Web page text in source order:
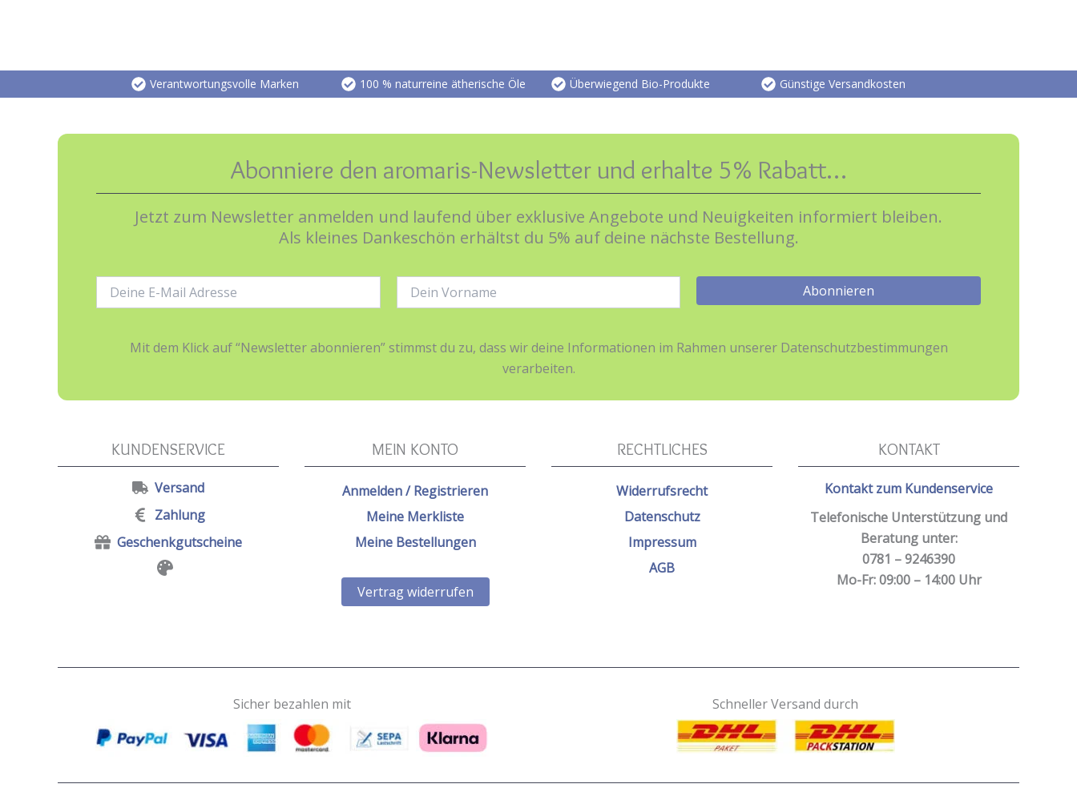
Optionen
können
der
Produktseite
gewählt
Verantwortungsvolle Marken 100 % naturreine ätherische Öle Überwiegend Bio-Produkte Günstige Versandkosten
Abonniere den aromaris-Newsletter und erhalte 5% Rabatt…
Jetzt zum Newsletter anmelden und laufend über exklusive Angebote und Neuigkeiten informiert bleiben.
Als kleines Dankeschön erhältst du 5% auf deine nächste Bestellung.
Mail-
Mit dem Klick auf “Newsletter abonnieren” stimmst du zu, dass wir deine Informationen im Rahmen unserer Datenschutzbestimmungen
verarbeiten.
KUNDENSERVICE
Versand
Zahlung
Geschenkgutscheine
MEIN KONTO
Anmelden / Registrieren
Meine Merkliste
Meine Bestellungen
Vertrag widerrufen
RECHTLICHES
Widerrufsrecht
Datenschutz
Impressum
AGB
KONTAKT
Kontakt zum Kundenservice
Telefonische Unterstützung und
Beratung unter:
0781 – 9246390
Mo-Fr: 09:00 – 14:00 Uhr
Sicher bezahlen mit Schneller Versand durch